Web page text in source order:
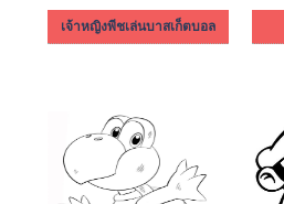
เจ้าหญิงพีชเล่นบาสเก็ตบอล